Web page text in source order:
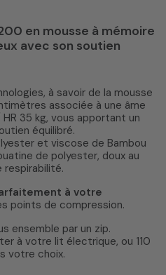
en mousse à mémoire
avec son soutien
à savoir de la mousse
associée à une âme
35 kg, vous apportant un
équilibré.
et viscose de Bambou
de polyester, doux au
respirabilité.
à votre
points de compression.
ensemble par un zip.
à votre lit électrique, ou 110
votre choix.